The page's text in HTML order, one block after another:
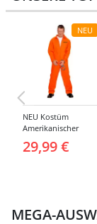
NEU
NEU Kostüm
Amerikanischer
Overall, Orange -
29,99 €
MEGA-